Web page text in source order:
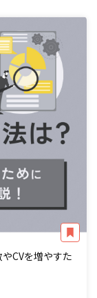
CVを増やすた